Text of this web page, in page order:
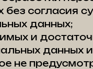
согласия
данных;
и
данных
не